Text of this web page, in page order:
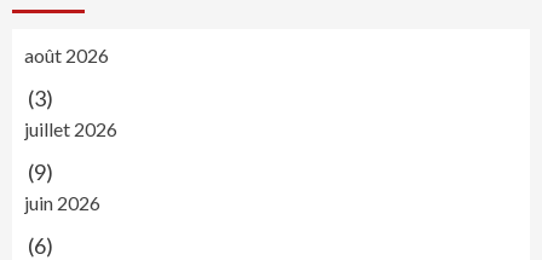
août 2026
(3)
juillet 2026
(9)
juin 2026
(6)